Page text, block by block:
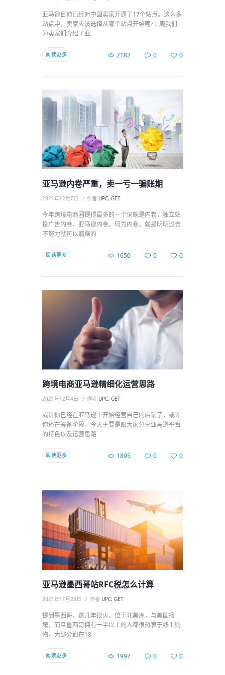
亚马逊目前已经对中国卖家开通了17个站点。这么多
站点中，卖家应该选择从哪个站点开始呢?上周我们
为卖家们介绍了亚
阅读更多 2182 0 0
亚马逊内卷严重，卖一亏一骗账期
2021年12月7日 作者 UPC, GET
今年跨境电商圈提得最多的一个词就是内卷，独立站
投广告内卷，亚马逊内卷。何为内卷，就是明明过去
不努力就可以躺赚的
阅读更多 1650 0 0
跨境电商亚马逊精细化运营思路
2021年12月4日 作者 UPC, GET
或许你已经在亚马逊上开始经营自己的店铺了，或许
你还在筹备阶段，今天主要是跟大家分享亚马逊平台
的特色以及运营思路
阅读更多 1895 0 0
亚马逊墨西哥站RFC税怎么计算
2021年11月23日 作者 UPC, GET
提到墨西哥，这几年很火，位于北美洲，与美国接
壤，而且墨西哥拥有一半以上的人都很热衷于线上购
物，大部分都在18-
阅读更多 1997 0 0